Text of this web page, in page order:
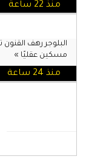
منذ 22 ساعة
البلوجر رهف
مسكين عقليًا »
منذ 24 ساعة